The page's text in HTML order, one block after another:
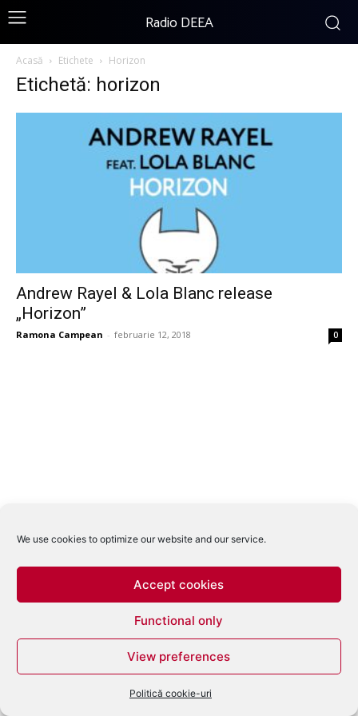
We use cookies to optimize our website and our service.
Accept cookies
Functional only
View preferences
Politică cookie-uri
Radio DEEA
Acasă Etichete Horizon
Etichetă: horizon
Andrew Rayel & Lola Blanc release
„Horizon”
Ramona Campean - februarie 12, 2018 0